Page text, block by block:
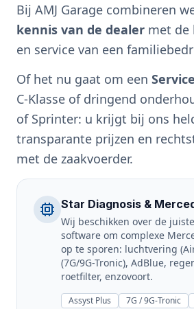
Bij AMJ Garage combineren
kennis van de dealer met de
en service van een
Of het nu gaat om een
C-Klasse of dringend
of Sprinter: u krijgt bij ons
transparante prijzen en
met de zaakvoerder.
Star Diagnosis &
Wij beschikken over de
software om complexe
op te sporen: luchtvering
(7G/9G-Tronic), AdBlue,
roetfilter, enzovoort.
Assyst Plus 7G / 9G-Tronic